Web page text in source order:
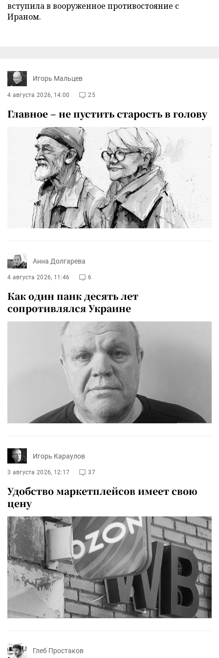
вступила в вооруженное противостояние с
Ираном.
Игорь Мальцев
4 августа 2026, 14:00 25
Главное – не пустить старость в голову
Анна Долгарева
4 августа 2026, 11:46 6
Как один панк десять лет
сопротивлялся Украине
Игорь Караулов
3 августа 2026, 12:17 37
Удобство маркетплейсов имеет свою
цену
Глеб Простаков